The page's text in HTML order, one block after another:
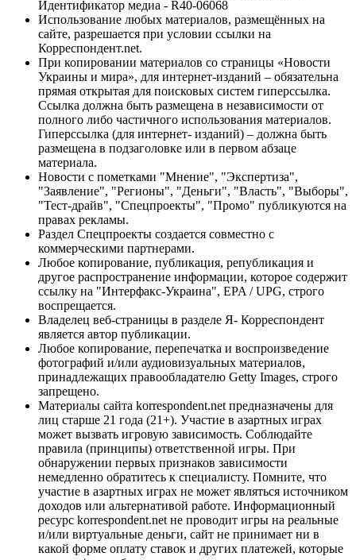
Идентификатор медиа - R40-06068
Использование любых материалов, размещённых на
сайте, разрешается при условии ссылки на
Корреспондент.net.
При копировании материалов со страницы «Новости
Украины и мира», для интернет-изданий – обязательна
прямая открытая для поисковых систем гиперссылка.
Ссылка должна быть размещена в независимости от
полного либо частичного использования материалов.
Гиперссылка (для интернет- изданий) – должна быть
размещена в подзаголовке или в первом абзаце
материала.
Новости с пометками "Мнение", "Экспертиза",
"Заявление", "Регионы", "Деньги", "Власть", "Выборы",
"Тест-драйв", "Спецпроекты", "Промо" публикуются на
правах рекламы.
Раздел Спецпроекты создается совместно с
коммерческими партнерами.
Любое копирование, публикация, републикация и
другое распространение информации, которое содержит
ссылку на "Интерфакс-Украина", EPA / UPG, строго
воспрещается.
Владелец веб-страницы в разделе Я- Корреспондент
является автор публикации.
Любое копирование, перепечатка и воспроизведение
фотографий и/или аудиовизуальных материалов,
принадлежащих правообладателю Getty Images, строго
запрещено.
Материалы сайта korrespondent.net предназначены для
лиц старше 21 года (21+). Участие в азартных играх
может вызвать игровую зависимость. Соблюдайте
правила (принципы) ответственной игры. При
обнаружении первых признаков зависимости
немедленно обратитесь к специалисту. Помните, что
участие в азартных играх не может являться источником
доходов или альтернативой работе. Информационный
ресурс korrespondent.net не проводит игры на реальные
и/или виртуальные деньги, сайт не принимает ни в
какой форме оплату ставок и других платежей, которые